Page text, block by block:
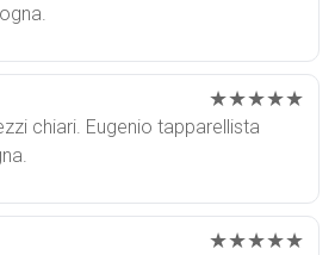
★★★★★
chiari. Eugenio tapparellista
★★★★★